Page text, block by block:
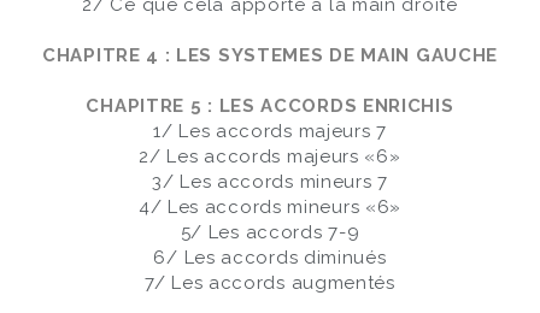
2/ Ce que cela apporte à la main droite
CHAPITRE 4 : LES SYSTEMES DE MAIN GAUCHE
CHAPITRE 5 : LES ACCORDS ENRICHIS
1/ Les accords majeurs 7
2/ Les accords majeurs «6»
3/ Les accords mineurs 7
4/ Les accords mineurs «6»
5/ Les accords 7-9
6/ Les accords diminués
7/ Les accords augmentés